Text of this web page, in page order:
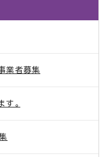
業者募集
す。